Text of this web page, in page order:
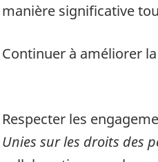
manière significative
Continuer à améliorer
Respecter les
Unies sur les droits des